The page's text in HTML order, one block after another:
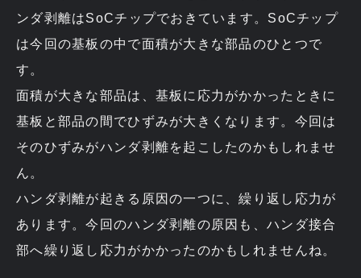
ンダ剥離はSoCチップでおきています。SoCチップ
は今回の基板の中で面積が大きな部品のひとつで
す。
面積が大きな部品は、基板に応力がかかったときに
基板と部品の間でひずみが大きくなります。今回は
そのひずみがハンダ剥離を起こしたのかもしれませ
ん。
ハンダ剥離が起きる原因の一つに、繰り返し応力が
あります。今回のハンダ剥離の原因も、ハンダ接合
部へ繰り返し応力がかかったのかもしれませんね。